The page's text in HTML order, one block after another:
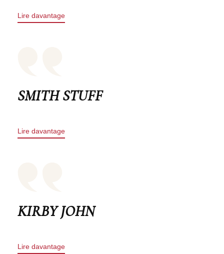
Lire davantage
SMITH STUFF
Lire davantage
KIRBY JOHN
Lire davantage